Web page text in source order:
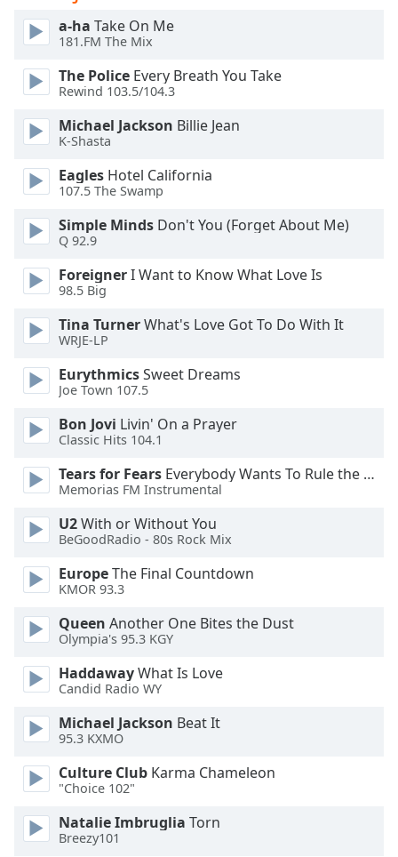
Opacity
Caption
Background
Color
Opacity
Size
Text
Edge
Style
Font
Family
Reset
Close
Modal
End
dialog
window.
a-ha Take On Me
181.FM The Mix
The Police Every Breath You Take
Rewind 103.5/104.3
Michael Jackson Billie Jean
K-Shasta
Eagles Hotel California
107.5 The Swamp
Simple Minds Don't You (Forget About Me)
Q 92.9
ForeignerI Want to Know What Love Is
98.5 Big
Tina TurnerWhat's Love Got To Do With It
WRJE-LP
EurythmicsSweet Dreams
Joe Town 107.5
Bon Jovi Livin' On a Prayer
Classic Hits 104.1
Tears for Fears Everybody Wants To Rule the World
Memorias FM Instrumental
U2With or Without You
BeGoodRadio - 80s Rock Mix
EuropeThe Final Countdown
KMOR 93.3
Queen Another One Bites the Dust
Olympia's 95.3 KGY
HaddawayWhat Is Love
Candid Radio WY
Michael Jackson Beat It
95.3 KXMO
Culture Club Karma Chameleon
"Choice 102"
Natalie Imbruglia Torn
Breezy101